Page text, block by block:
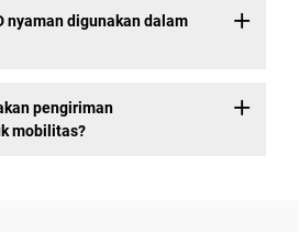
nyaman digunakan dalam
pengiriman
mobilitas?